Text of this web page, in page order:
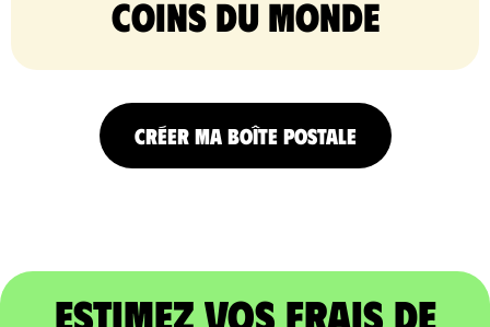
coins du monde
CRÉER MA BOÎTE POSTALE
Estimez vos frais de